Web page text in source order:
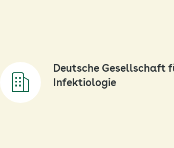
Deutsche Gesellschaft
Infektiologie